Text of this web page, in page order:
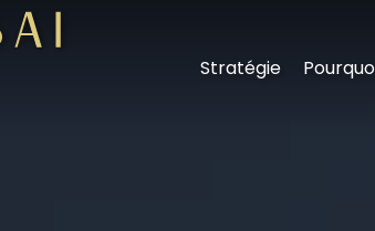
Stratégie